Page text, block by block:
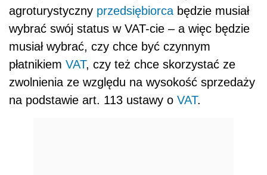
agroturystyczny przedsiębiorca będzie musiał
wybrać swój status w VAT-cie – a więc będzie
musiał wybrać, czy chce być czynnym
płatnikiem VAT, czy też chce skorzystać ze
zwolnienia ze względu na wysokość sprzedaży
na podstawie art. 113 ustawy o VAT.